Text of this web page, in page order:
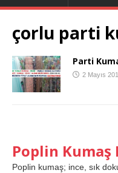
çorlu parti
Parti
2 Mayıs
Poplin Kumaş
Poplin kumaş; ince, sık